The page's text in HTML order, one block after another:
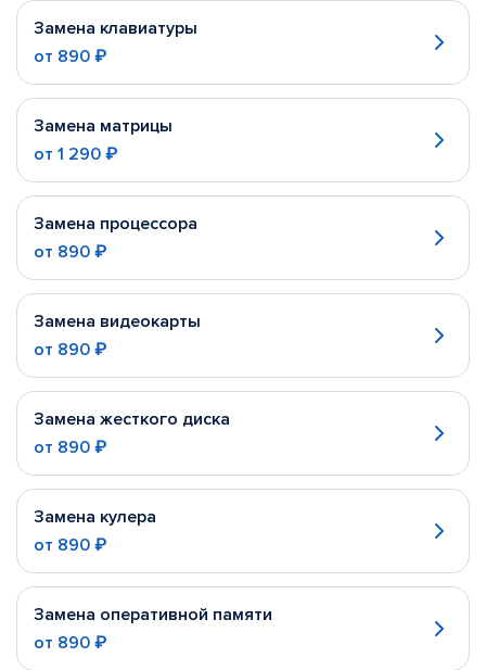
Замена клавиатуры
от 890 ₽
Замена матрицы
от 1 290 ₽
Замена процессора
от 890 ₽
Замена видеокарты
от 890 ₽
Замена жесткого диска
от 890 ₽
Замена кулера
от 890 ₽
Замена оперативной памяти
от 890 ₽